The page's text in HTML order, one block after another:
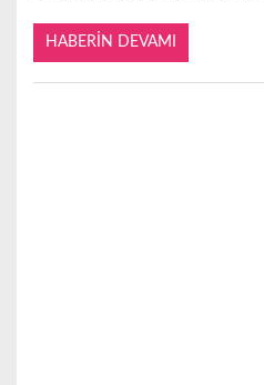
HABERIN DEVAMI